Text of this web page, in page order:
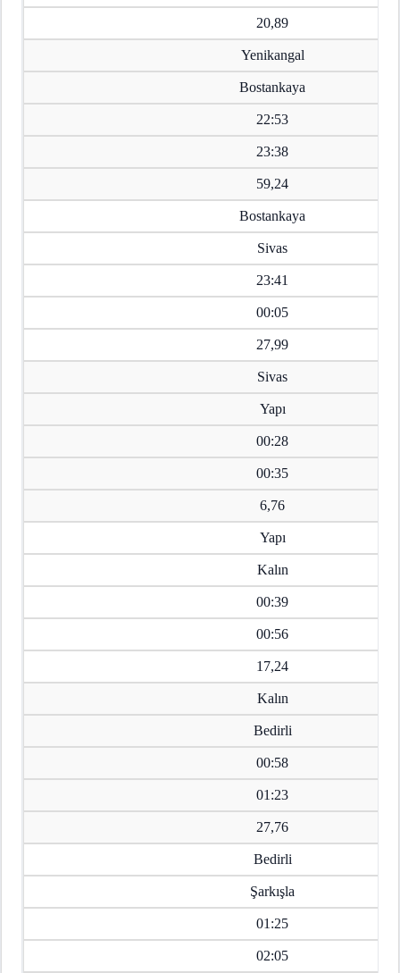
20,89
Yenikangal
Bostankaya
22:53
23:38
59,24
Bostankaya
Sivas
23:41
00:05
27,99
Sivas
Yapı
00:28
00:35
6,76
Yapı
Kalın
00:39
00:56
17,24
Kalın
Bedirli
00:58
01:23
27,76
Bedirli
Şarkışla
01:25
02:05